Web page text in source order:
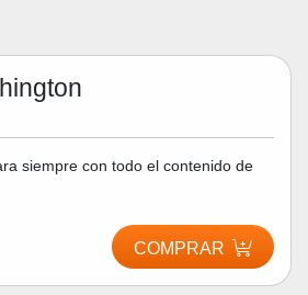
siempre con todo el contenido de
COMPRAR